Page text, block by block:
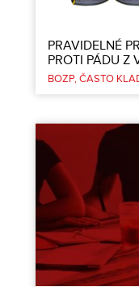
PRAVIDELNÉ
PROTI PÁDU Z
BOZP ČASTO